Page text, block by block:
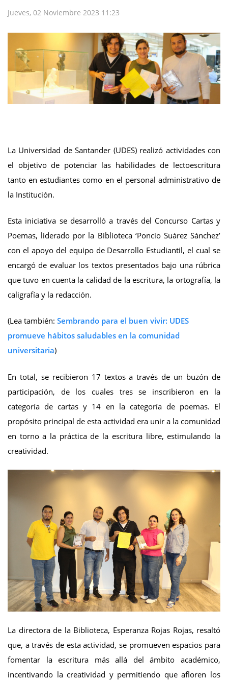
Jueves, 02 Noviembre 2023 11:23
La Universidad de Santander (UDES) realizó actividades con
el objetivo de potenciar las habilidades de lectoescritura
tanto en estudiantes como en el personal administrativo de
la Institución.
Esta iniciativa se desarrolló a través del Concurso Cartas y
Poemas, liderado por la Biblioteca ‘Poncio Suárez Sánchez’
con el apoyo del equipo de Desarrollo Estudiantil, el cual se
encargó de evaluar los textos presentados bajo una rúbrica
que tuvo en cuenta la calidad de la escritura, la ortografía, la
caligrafía y la redacción.
(Lea también: Sembrando para el buen vivir: UDES
promueve hábitos saludables en la comunidad
universitaria)
En total, se recibieron 17 textos a través de un buzón de
participación, de los cuales tres se inscribieron en la
categoría de cartas y 14 en la categoría de poemas. El
propósito principal de esta actividad era unir a la comunidad
en torno a la práctica de la escritura libre, estimulando la
creatividad.
La directora de la Biblioteca, Esperanza Rojas Rojas, resaltó
que, a través de esta actividad, se promueven espacios para
fomentar la escritura más allá del ámbito académico,
incentivando la creatividad y permitiendo que afloren los